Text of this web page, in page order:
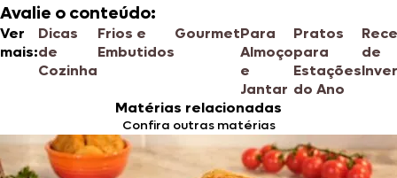
Avalie o conteúdo:
Ver
mais:
Dicas
de
Cozinha
Frios e
Embutidos
GourmetPara
Almoço
e
Jantar
Pratos
para
Estações
do Ano
de
Matérias relacionadas
Confira outras matérias